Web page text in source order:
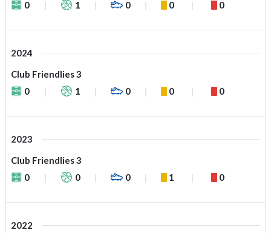
0
1 0 0 0
2024
Club Friendlies 3
0
1 0 0 0
2023
Club Friendlies 3
0
0 0 1 0
2022